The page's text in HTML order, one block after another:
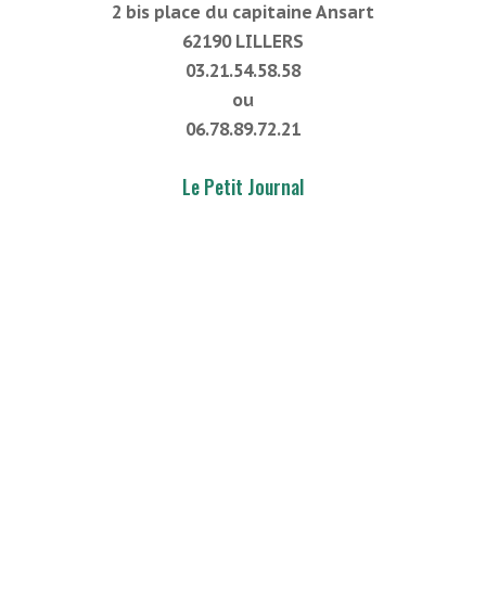
2 bis place du capitaine Ansart
62190 LILLERS
03.21.54.58.58
ou
06.78.89.72.21
Le Petit Journal